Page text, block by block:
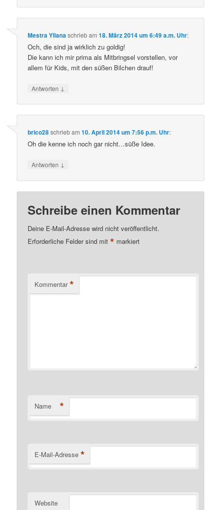
Mestra Yllanaschriebam18. März 2014 um 6:49 a.m. Uhr:
Och, die sind ja wirklich zu goldig!
Die kann ich mir prima als Mitbringsel vorstellen, vor
allem für Kids, mit den süßen Bilchen drauf!
Antworten ↓
brico28schriebam10. April 2014 um 7:56 p.m. Uhr:
Oh die kenne ich noch gar nicht…süße Idee.
Antworten ↓
Schreibe einen Kommentar
Deine E-Mail-Adresse wird nicht veröffentlicht.
Erforderliche Felder sind mit* markiert
Kommentar *
Name *
E-Mail-Adresse *
Website